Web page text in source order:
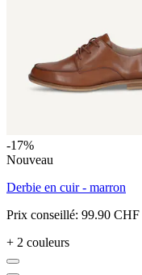
-17%
Nouveau
Derbie en cuir - marron
Prix conseillé: 99.90 CHF
+ 2 couleurs